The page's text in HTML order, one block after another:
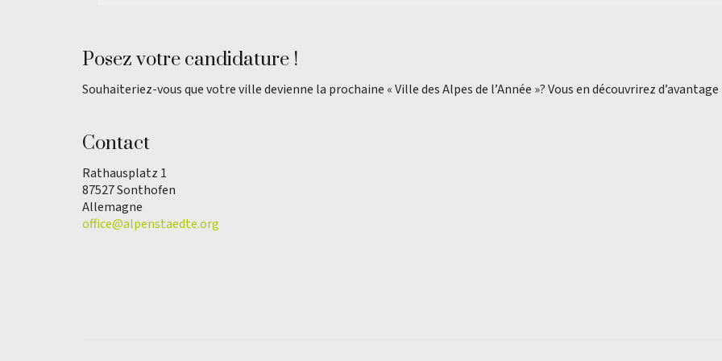
Posez votre candidature !
Souhaiteriez-vous que votre ville devienne la prochaine « Ville des Alpes de l’Année »? Vous en découvrirez d’avantage
Contact
Rathausplatz 1
87527 Sonthofen
Allemagne
office@alpenstaedte.org